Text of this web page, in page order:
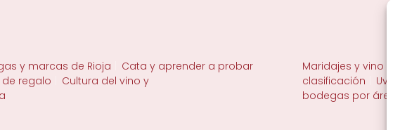
y marcas de Rioja
Cata y aprender a probar
regalo
Cultura del vino y
Maridajes y vino
clasificación
bodegas por área